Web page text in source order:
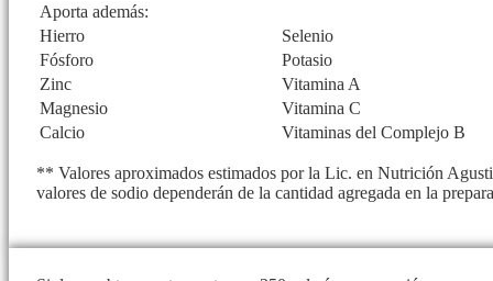
Aporta además:
Hierro
Selenio
Fósforo
Potasio
Zinc
Vitamina A
Magnesio
Vitamina C
Calcio
Vitaminas del Complejo B
** Valores aproximados estimados por la Lic. en Nutrición
valores de sodio dependerán de la cantidad agregada en la